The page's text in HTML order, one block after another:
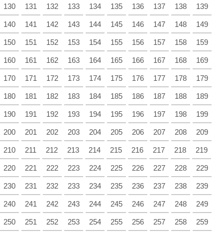
130 131 132 133 134 135 136 137 138 139
140 141 142 143 144 145 146 147 148 149
150 151 152 153 154 155 156 157 158 159
160 161 162 163 164 165 166 167 168 169
170 171 172 173 174 175 176 177 178 179
180 181 182 183 184 185 186 187 188 189
190 191 192 193 194 195 196 197 198 199
200 201 202 203 204 205 206 207 208 209
210 211 212 213 214 215 216 217 218 219
220 221 222 223 224 225 226 227 228 229
230 231 232 233 234 235 236 237 238 239
240 241 242 243 244 245 246 247 248 249
250 251 252 253 254 255 256 257 258 259